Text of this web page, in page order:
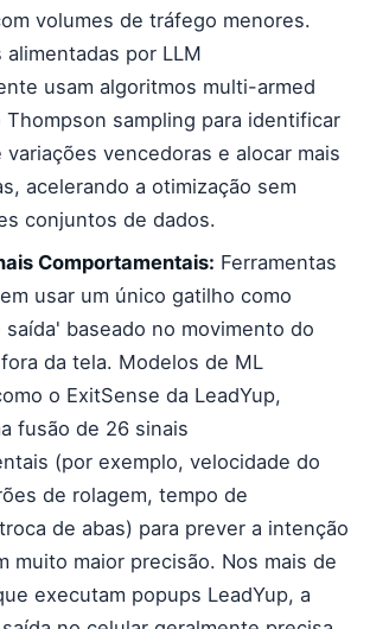
volumes de tráfego menores.
alimentadas por LLM
usam algoritmos multi-armed
Thompson sampling para identificar
variações vencedoras e alocar mais
acelerando a otimização sem
conjuntos de dados.
Comportamentais: Ferramentas
usar um único gatilho como
baseado no movimento do
da tela. Modelos de ML
o ExitSense da LeadYup,
fusão de 26 sinais
(por exemplo, velocidade do
de rolagem, tempo de
de abas) para prever a intenção
muito maior precisão. Nos mais de
executam popups LeadYup, a